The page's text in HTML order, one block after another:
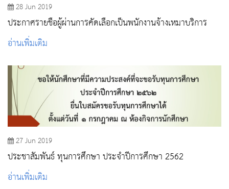
28 Jun 2019
ประกาศรายชื่อผู้ผ่านการคัดเลือกเป็นพนักงานจ้างเหมาบริการ
อ่านเพิ่มเติม
27 Jun 2019
ประชาสัมพันธ์ ทุนการศึกษา ประจำปีการศึกษา 2562
อ่านเพิ่มเติม